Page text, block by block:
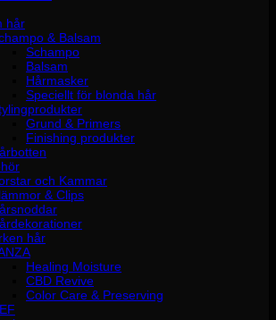
hår
& Balsam
Schampo
Balsam
Hårmasker
Speciellt för blonda hår
Grund & Primers
Finishing produkter
och Kammar
& Clips
hår
Healing Moisture
CBD Revive
Color Care & Preserving